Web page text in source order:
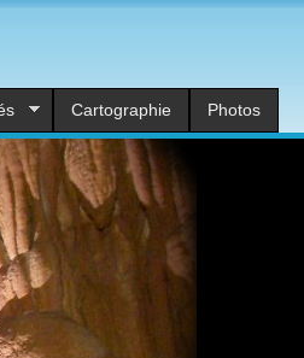
Cartographie Photos